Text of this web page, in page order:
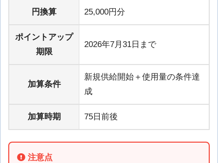
円換算 25,000円分
ポイントアップ
期限
2026年7月31日まで
加算条件
新規供給開始＋使用量の条件達
成
加算時期 75日前後
注意点